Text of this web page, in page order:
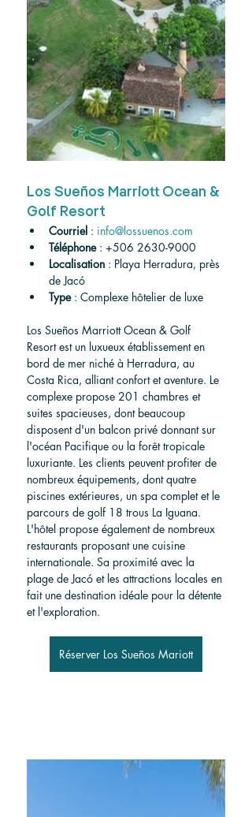
Los Sueños Marriott Ocean &
Golf Resort
Courriel : info@lossuenos.com
Téléphone : +506 2630-9000
Localisation : Playa Herradura, près
de Jacó
Type : Complexe hôtelier de luxe
Los Sueños Marriott Ocean & Golf
Resort est un luxueux établissement en
bord de mer niché à Herradura, au
Costa Rica, alliant confort et aventure. Le
complexe propose 201 chambres et
suites spacieuses, dont beaucoup
disposent d'un balcon privé donnant sur
l'océan Pacifique ou la forêt tropicale
luxuriante. Les clients peuvent profiter de
nombreux équipements, dont quatre
piscines extérieures, un spa complet et le
parcours de golf 18 trous La Iguana.
L'hôtel propose également de nombreux
restaurants proposant une cuisine
internationale. Sa proximité avec la
plage de Jacó et les attractions locales en
fait une destination idéale pour la détente
et l'exploration.
Réserver Los Sueños Mariott